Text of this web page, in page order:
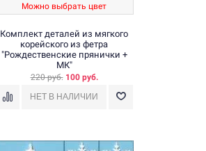
Можно выбрать цвет
Комплект деталей из мягкого
корейского из фетра
"Рождественские прянички +
МК"
220 руб. 100 руб.